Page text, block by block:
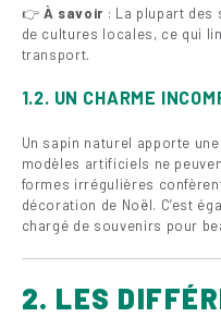
👉 À savoir : La plupart des
de cultures locales, ce qui
transport.
1.2. UN CHARME
Un sapin naturel apporte
modèles artificiels ne
formes irrégulières
décoration de Noël. C’est
chargé de souvenirs pour
2. LES